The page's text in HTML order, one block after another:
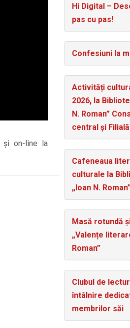
și on-line la
Hi Digital –
pas cu pas!
Confesiuni la
Activități
2026, la
N. Roman”
central și Filială
Cafeneaua
culturale la
„Ioan N.
Masă rotundă
„Valențe
Roman”
Clubul de
întâlnire
membrilor săi